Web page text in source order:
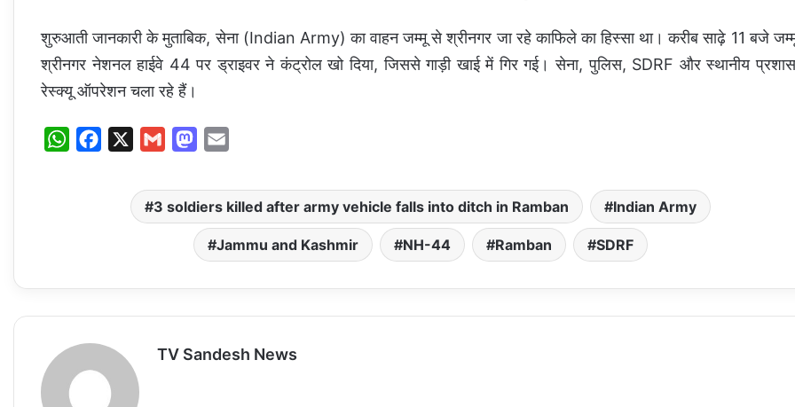
शुरुआती जानकारी के मुताबिक, सेना (Indian Army) का वाहन जम्मू से श्रीनगर जा रहे काफिले का हिस्सा था। करीब साढ़े 11 बजे
श्रीनगर नेशनल हाईवे 44 पर ड्राइवर ने कंट्रोल खो दिया, जिससे गाड़ी खाई में गिर गई। सेना, पुलिस, SDRF और स्थानीय
रेस्क्यू ऑपरेशन चला रहे हैं।
W
p
p
o
k
a
i
M
s
t
o
d
o
n
a
i
l
3 soldiers killed after army vehicle falls into ditch in Ramban Indian Army
Jammu and Kashmir NH-44 Ramban SDRF
TV Sandesh News